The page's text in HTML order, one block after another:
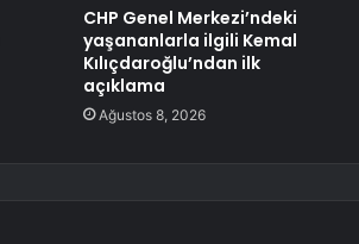
CHP Genel Merkezi’ndeki
yaşananlarla ilgili Kemal
Kılıçdaroğlu’ndan ilk
açıklama
Ağustos 8, 2026